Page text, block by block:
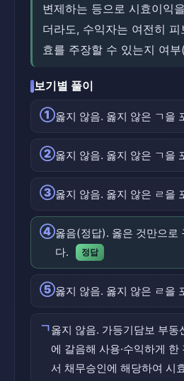
변제하는 등으로 시효이익
더라도, 수익자는 여전히
효를 주장할 수 있는지 여부
보기별 풀이
①옳지 않음. 옳지 않은 ㄱ을
②옳지 않음. 옳지 않은 ㄱ을
③옳지 않음. 옳지 않은 ㄹ을
④옳음(정답). 옳은 것만으로
다.
정답
⑤옳지 않음. 옳지 않은 ㄹ을
ㄱ옳지 않음. 가등기담보 부동
에 갈음해 사용·수익하게
서 채무승인에 해당하여 시